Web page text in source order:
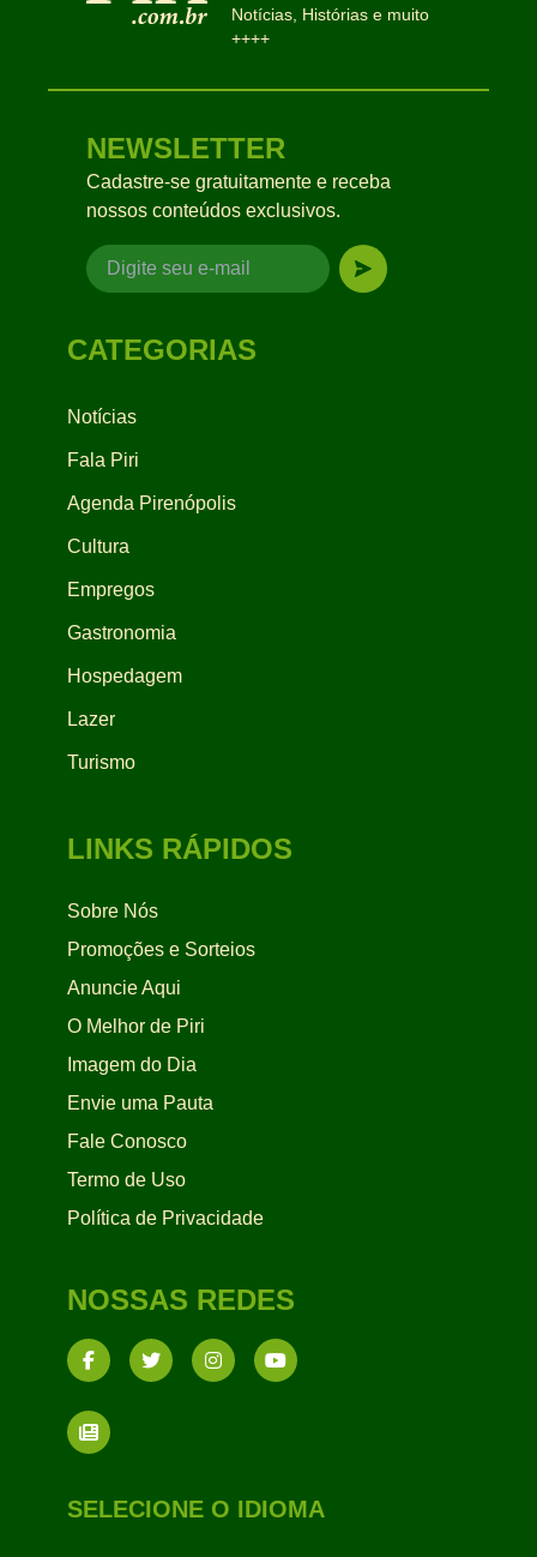
Notícias, Histórias e muito
++++
NEWSLETTER
Cadastre-se gratuitamente e receba
nossos conteúdos exclusivos.
CATEGORIAS
Notícias
Fala Piri
Agenda Pirenópolis
Cultura
Empregos
Gastronomia
Hospedagem
Lazer
Turismo
LINKS RÁPIDOS
Sobre Nós
Promoções e Sorteios
Anuncie Aqui
O Melhor de Piri
Imagem do Dia
Envie uma Pauta
Fale Conosco
Termo de Uso
Política de Privacidade
NOSSAS REDES
SELECIONE O IDIOMA